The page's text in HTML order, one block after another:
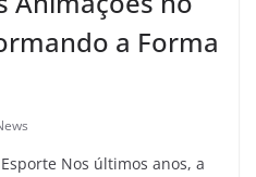
a Forma
Nos últimos anos, a